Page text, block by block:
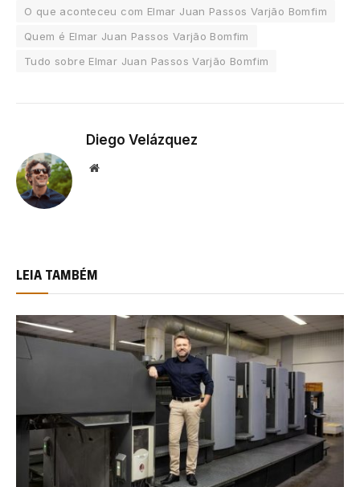
O que aconteceu com Elmar Juan Passos Varjão Bomfim
Quem é Elmar Juan Passos Varjão Bomfim
Tudo sobre Elmar Juan Passos Varjão Bomfim
Diego Velázquez
Website
LEIA TAMBÉM